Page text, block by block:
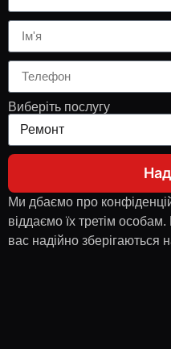
Виберіть послугу
Ми дбаємо про
віддаємо їх третім
вас надійно зберігаються